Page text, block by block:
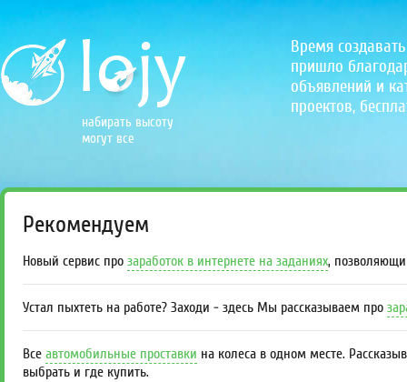
набирать высоту
могут все
Время
пришло
объявлений и
проектов,
Рекомендуем
Новый сервис про заработок в интернете на заданиях,
Устал пыхтеть на работе? Заходи - здесь Мы рассказываем про
Все автомобильные проставки на колеса в одном месте.
выбрать и где купить.